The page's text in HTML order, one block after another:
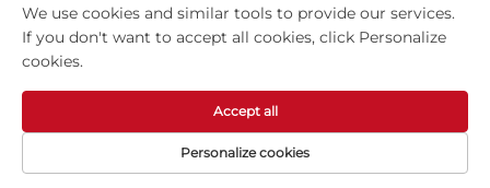
Derechos de autor © Wenzhou Xiangying Reflective
Materials Science Technology Co., Ltd. Todos los
derechos reservados -Política de privacidad
We use cookies and similar tools to provide our services.
If you don't want to accept all cookies, click Personalize
cookies.
Personalize cookies
Accept all